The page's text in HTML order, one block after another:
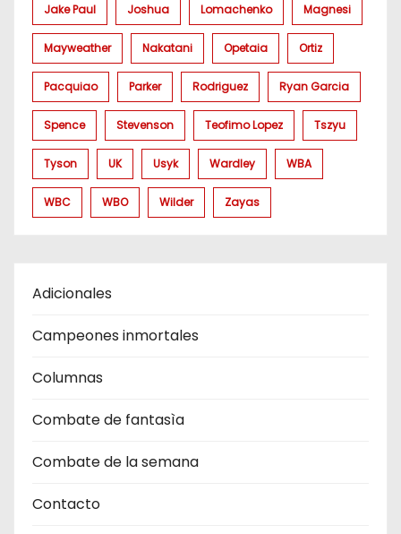
Jake Paul Joshua Lomachenko Magnesi
Mayweather Nakatani Opetaia Ortiz
Pacquiao Parker Rodriguez Ryan Garcia
Spence Stevenson Teofimo Lopez Tszyu
Tyson UK Usyk Wardley WBA
WBC WBO Wilder Zayas
Adicionales
Campeones inmortales
Columnas
Combate de fantasìa
Combate de la semana
Contacto